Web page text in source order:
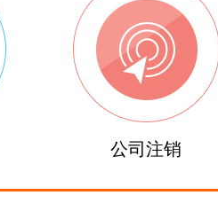
公司注销